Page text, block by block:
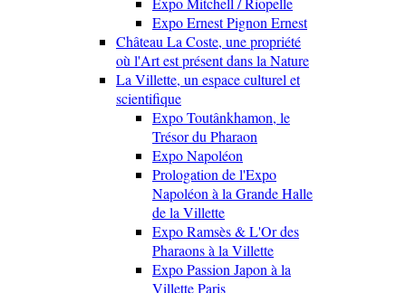
Expo Ernest Pignon Ernest
Château La Coste, une propriété
où l'Art est présent dans la Nature
La Villette, un espace culturel et
scientifique
Expo Toutânkhamon, le
Trésor du Pharaon
Expo Napoléon
Prologation de l'Expo
Napoléon à la Grande Halle
de la Villette
Expo Ramsès & L'Or des
Pharaons à la Villette
Expo Passion Japon à la
Villette Paris